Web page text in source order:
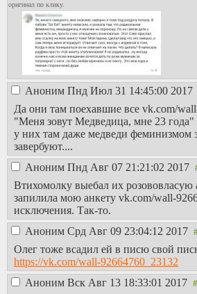
К
девушка,
аватарку.
встрече и
Фотку я
странички
девушка из
собой пару
заходит
пусть.
зайдет, я
оригинал по клику.
Аноним Пнд Июл 31 14:45:00 2017
Да они там поехавшие все vk.com/
"Меня зовут Медведица, мне 23 года"
у них там даже медведи феминизмом
завербуют....
Аноним Пнд Авг 07 21:21:02 2017
Втихомолку выебал их
запилила мою анкету vk.com/wall-
исключения. Так-то.
Аноним Срд Авг 09 23:04:12 2017
Олег тоже всадил ей в писю свой
https://vk.com/wall-92664760_23132
Аноним Вск Авг 13 18:33:01 2017